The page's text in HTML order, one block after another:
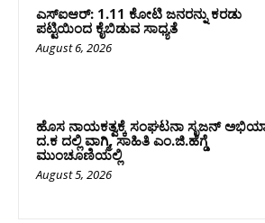
ಎಸ್‌ಐಆರ್‌: 1.11 ಕೋಟಿ ಜನರನ್ನು ಕರಡು
ಪಟ್ಟಿಯಿಂದ ಕೈಬಿಡುವ ಸಾಧ್ಯತೆ
August 6, 2026
ಹೊಸ ನಾಯಕತ್ವಕ್ಕೆ ಸಂಘಟನಾ ಸೃಜನ್
ದ.ಕ ದಲ್ಲಿ ವಾಗ್ಮಿ, ಸಾಹಿತಿ ಎಂ.ಜಿ.ಹೆಗ್ಡೆ
ಮುಂಚೂಣಿಯಲ್ಲಿ
August 5, 2026